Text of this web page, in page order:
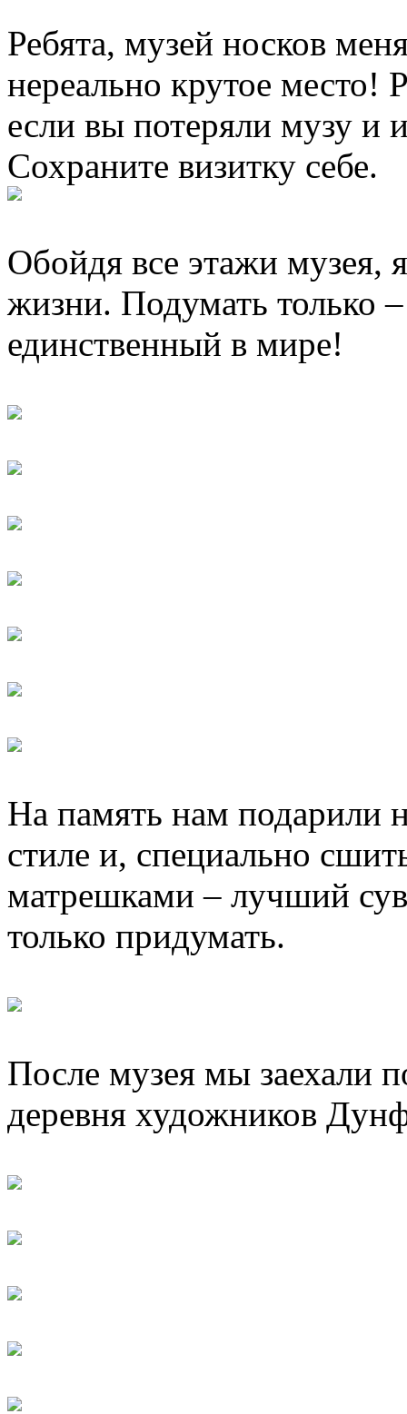
Ребята, музей носков
нереально крутое место!
если вы потеряли музу и
Сохраните визитку себе.
Обойдя все этажи музея,
жизни. Подумать только
единственный в мире!
На память нам подарили
стиле и, специально
матрешками – лучший
только придумать.
После музея мы заехали
деревня художников